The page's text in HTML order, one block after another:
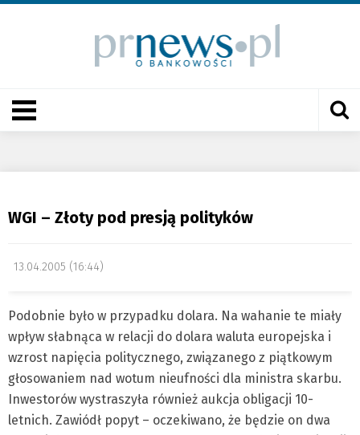
WGI – Złoty pod presją polityków
13.04.2005 (16:44)
Podobnie było w przypadku dolara. Na wahanie te miały
wpływ słabnąca w relacji do dolara waluta europejska i
wzrost napięcia politycznego, związanego z piątkowym
głosowaniem nad wotum nieufności dla ministra skarbu.
Inwestorów wystraszyła również aukcja obligacji 10-
letnich. Zawiódł popyt – oczekiwano, że będzie on dwa